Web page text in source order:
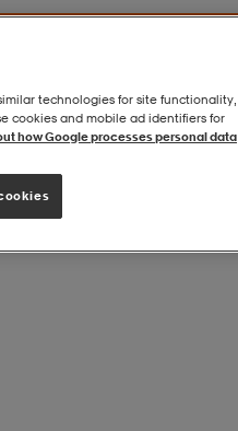
bra priser. Till erbjudandet
technologies for site functionality,
cookies and mobile ad identifiers for
how Google processes personal data